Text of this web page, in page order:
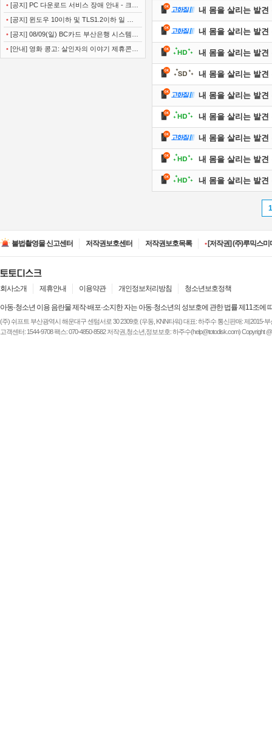
(Microsoft Edge)
• [공지] PC 다운로드 서비스 장애 안내 - 크롬
(Chrome)
• [공지] 윈도우 10이하 및 TLS1.2이하 일 경
우 사이트 이용불가 안내
• [공지] 08/09(일) BC카드 부산은행 시스템
정기점검 안내
• [안내] 영화 콩고: 살인자의 이야기 제휴콘텐
내 몸을 살리는 발견
내 몸을 살리는 발견
내 몸을 살리는 발견
내 몸을 살리는 발견
내 몸을 살리는 발견
내 몸을 살리는 발견
내 몸을 살리는 발견
내 몸을 살리는 발견
내 몸을 살리는 발견
1
불법촬영물 신고센터 저작권보호센터 저작권보호목록
•[저작권] (주)루믹스미
•[저작권] (주)JAYE -
회사소개 제휴안내 이용약관 개인정보처리방침 청소년보호정책
아동·청소년 이용 음란물 제작·배포·소지한 자는 아동·청소년의 성보호에 관한 법률 제11조에
(주) 쉬프트 부산광역시 해운대구 센텀서로 30 2309호 (우동, KNN타워) 대표: 하주수 통신판매: 제2015-
고객센터: 1544-9708 팩스: 070-4850-8582 저작권,청소년,정보보호: 하주수(help@totodisk.com) Copyright